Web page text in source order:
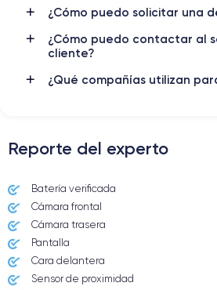
Batería
2815 mAh
Doble
Red móvil
¿Cómo puedo solicitar una
¿Cómo puedo contactar al
cliente?
¿Qué compañías utilizan
Reporte del experto
Batería verificada
Cámara frontal
Cámara trasera
Pantalla
Cara delantera
Sensor de proximidad